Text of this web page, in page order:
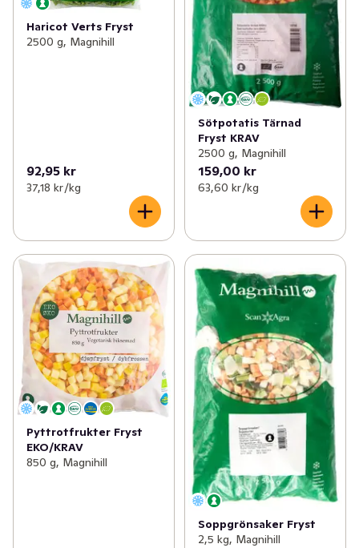
Haricot Verts Fryst
2500 g, Magnihill
92,95 kr
37,18 kr /kg
Sötpotatis Tärnad
Fryst KRAV
2500 g, Magnihill
159,00 kr
63,60 kr /kg
Pyttrotfrukter Fryst
EKO/KRAV
850 g, Magnihill
Soppgrönsaker Fryst
2,5 kg, Magnihill